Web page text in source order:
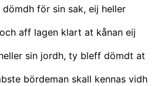
för sin sak, eij heller
aff lagen klart at kånan eij
sin jordh, ty bleff dömdt at
bördeman skall kennas vidh